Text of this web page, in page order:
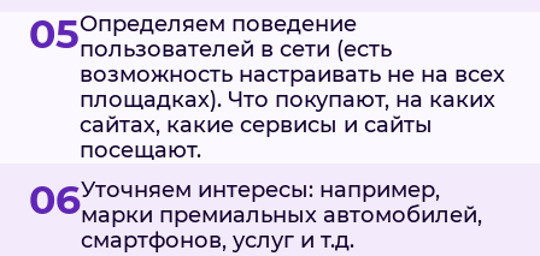
05Определяем поведение
пользователей в сети (есть
возможность настраивать не на всех
площадках). Что покупают, на каких
сайтах, какие сервисы и сайты
посещают.
06Уточняем интересы: например,
марки премиальных автомобилей,
смартфонов, услуг и т.д.